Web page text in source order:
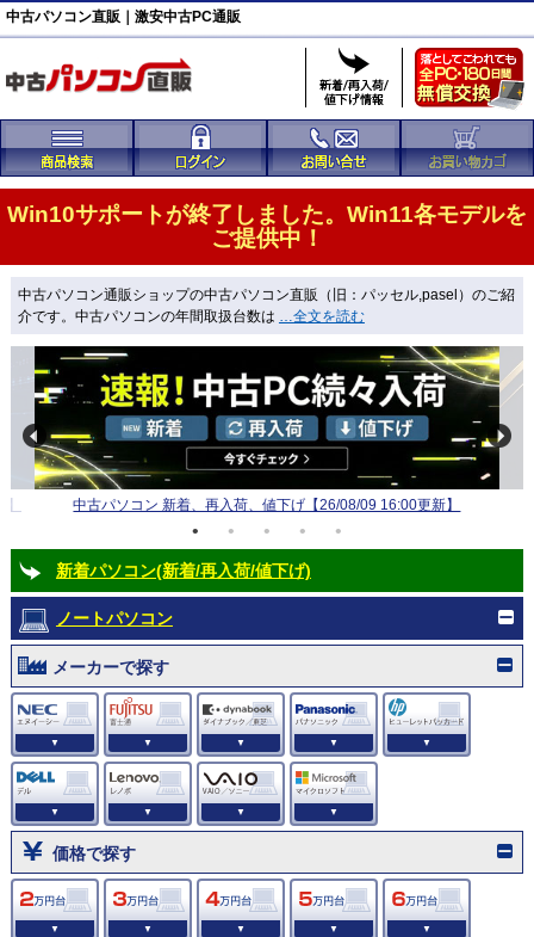
中古パソコン直販｜激安中古PC通販
Win10サポートが終了しました。Win11各モデルを
ご提供中！
中古パソコン通販ショップの中古パソコン直販
（旧：パッセル,pasel）のご紹
介です。中古パソコンの年間取扱台数は …全文を読む
中古パソコン 新着、再入荷、値下げ【26/08/09 16:00更新】
新着パソコン(新着/再入荷/値下げ)
ノートパソコン
メーカーで探す
▼ ▼ ▼ ▼ ▼
▼ ▼ ▼ ▼
価格で探す
▼ ▼ ▼ ▼ ▼